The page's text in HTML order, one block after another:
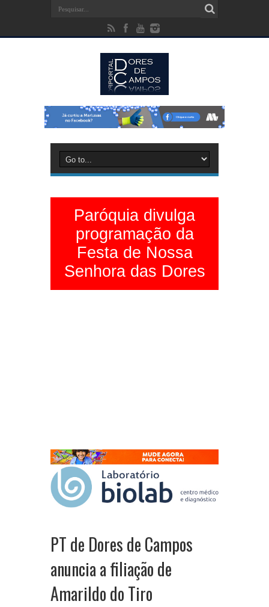
Paróquia divulga
programação da
Festa de Nossa
Senhora das Dores
PT de Dores de Campos
anuncia a filiação de
Amarildo do Tiro